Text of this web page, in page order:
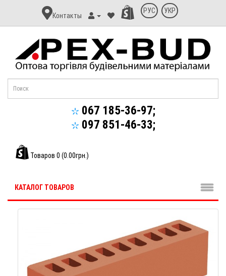
Контакт
Апекс-
Контакты
РУС УКР
067 185-36-97;
097 851-46-33;
Товаров 0 (0.00грн.)
КАТАЛОГ ТОВАРОВ